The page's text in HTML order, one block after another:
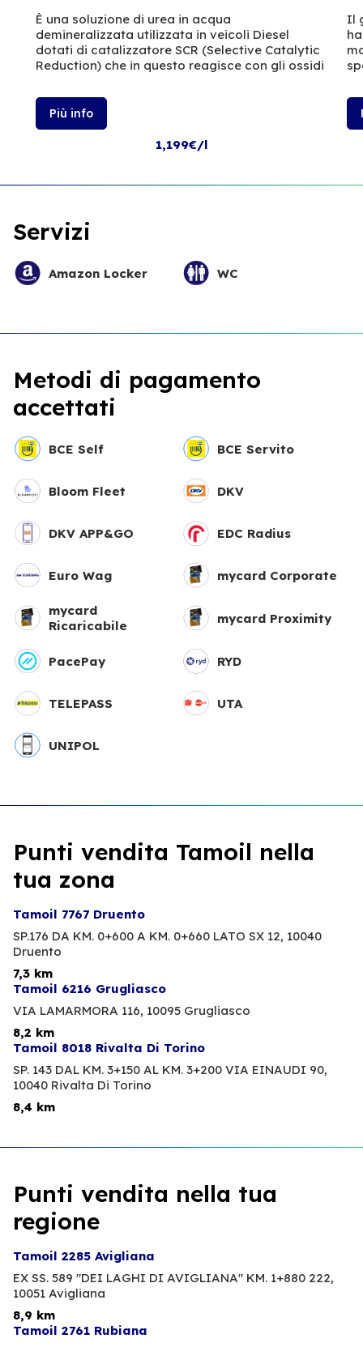
È una soluzione di urea in acqua
demineralizzata utilizzata in veicoli Diesel
dotati di catalizzatore SCR (Selective Catalytic
Reduction) che in questo reagisce con gli ossidi
Più info
1,199€/l
Il
Servizi
Amazon Locker WC
Metodi di pagamento
accettati
BCE Self BCE Servito
Bloom Fleet DKV
DKV APP&GO EDC Radius
Euro Wag mycard Corporate
mycard
Ricaricabile
mycard Proximity
PacePay RYD
TELEPASS UTA
UNIPOL
Punti vendita Tamoil nella
tua zona
Tamoil 7767 Druento
SP.176 DA KM. 0+600 A KM. 0+660 LATO SX 12, 10040
Druento
7,3 km
Tamoil 6216 Grugliasco
VIA LAMARMORA 116, 10095 Grugliasco
8,2 km
Tamoil 8018 Rivalta Di Torino
SP. 143 DAL KM. 3+150 AL KM. 3+200 VIA EINAUDI 90,
10040 Rivalta Di Torino
8,4 km
Punti vendita nella tua
regione
Tamoil 2285 Avigliana
EX SS. 589 "DEI LAGHI DI AVIGLIANA" KM. 1+880 222,
10051 Avigliana
8,9 km
Tamoil 2761 Rubiana